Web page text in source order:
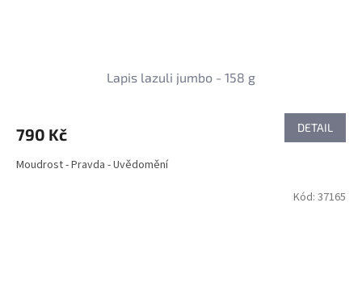
Lapis lazuli jumbo - 158 g
790 Kč DETAIL
Moudrost - Pravda - Uvědomění
Kód: 37165